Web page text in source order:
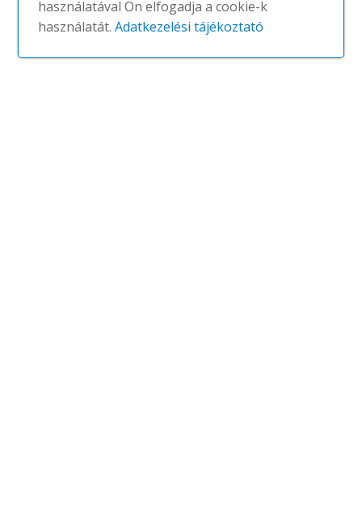
BUZZISPACE
használatával Ön elfogadja a cookie-k
használatát.Adatkezelési tájékoztató